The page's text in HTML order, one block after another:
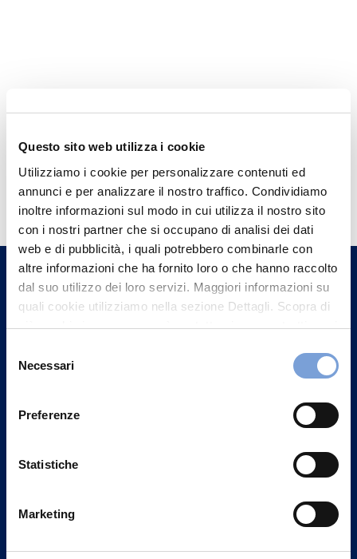
Questo sito web utilizza i cookie
Utilizziamo i cookie per personalizzare contenuti ed
annunci e per analizzare il nostro traffico. Condividiamo
inoltre informazioni sul modo in cui utilizza il nostro sito
con i nostri partner che si occupano di analisi dei dati
web e di pubblicità, i quali potrebbero combinarle con
altre informazioni che ha fornito loro o che hanno raccolto
dal suo utilizzo dei loro servizi. Maggiori informazioni su
quali cookie utilizziamo nella sezione Dettagli. Scopra di
più su chi siamo, come può contattarci e come trattiamo i
può trovare nel footer del sito nella sezione "Informativa
delNecessari
Preferenze
Statistiche
Marketing
Hai bisogno di
informazioni?
Trova l'Agenzia più vicina a te e parla con
un nostro Agente.
Contattaci
Vittoria Assicurazioni S.p.A.